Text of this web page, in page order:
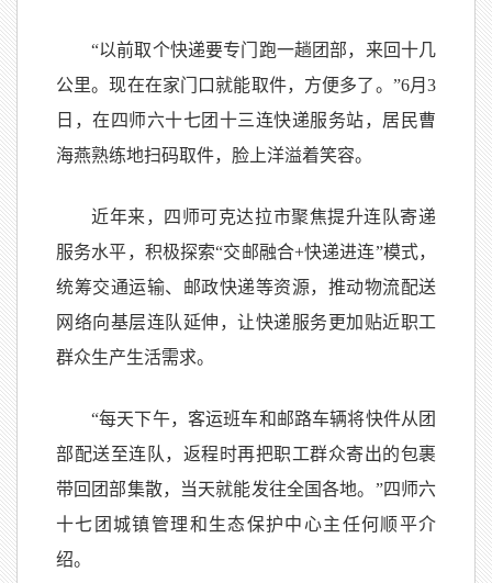
“以前取个快递要专门跑一趟团部，来回十几
公里。现在在家门口就能取件，方便多了。”6月3
日，在四师六十七团十三连快递服务站，居民曹
海燕熟练地扫码取件，脸上洋溢着笑容。
近年来，四师可克达拉市聚焦提升连队寄递
服务水平，积极探索“交邮融合+快递进连”模式，
统筹交通运输、邮政快递等资源，推动物流配送
网络向基层连队延伸，让快递服务更加贴近职工
群众生产生活需求。
“每天下午，客运班车和邮路车辆将快件从团
部配送至连队，返程时再把职工群众寄出的包裹
带回团部集散，当天就能发往全国各地。”四师六
十七团城镇管理和生态保护中心主任何顺平介
绍。